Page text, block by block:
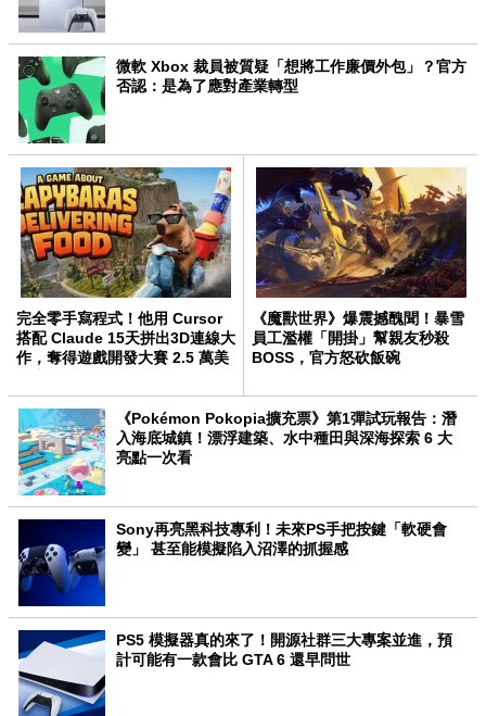
微軟 Xbox 裁員被質疑「想將工作廉價外包」？官方
否認：是為了應對產業轉型
完全零手寫程式！他用 Cursor
搭配 Claude 15天拼出3D連線大
作，奪得遊戲開發大賽 2.5 萬美
《魔獸世界》爆震撼醜聞！暴雪
員工濫權「開掛」幫親友秒殺
BOSS，官方怒砍飯碗
《Pokémon Pokopia擴充票》第1彈試玩報告：潛
入海底城鎮！漂浮建築、水中種田與深海探索 6 大
亮點一次看
Sony再亮黑科技專利！未來PS手把按鍵「軟硬會
變」 甚至能模擬陷入沼澤的抓握感
PS5 模擬器真的來了！開源社群三大專案並進，預
計可能有一款會比 GTA 6 還早問世